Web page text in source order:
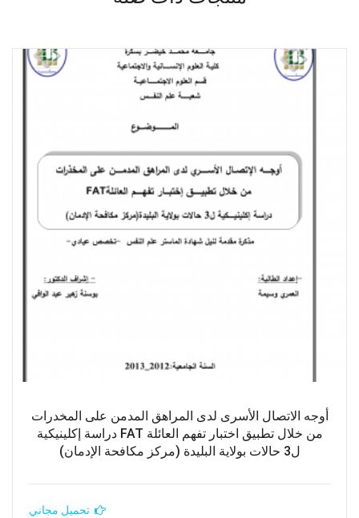
أوجه الاتصال الأسرى لدى المراهق المدمن على المخدرات
من خلال تطبيق اختبار تفهم العائلة FAT دراسة إكلينيكية
ل3 حالات بولاية البليدة (مركز مكافحة الإدمان)
تحميل مجاني